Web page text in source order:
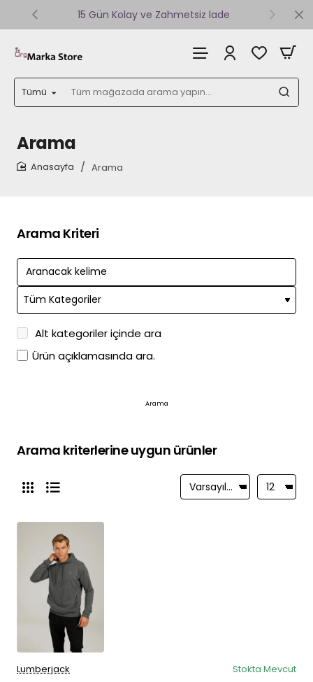
15 Gün Kolay ve Zahmetsiz İade
Tümü
Tüm
mağazada
yapın...
Arama
Arama
Arama Kriteri
Alt kategoriler içinde ara
Ürün açıklamasında ara.
Arama
Arama kriterlerine uygun ürünler
Lumberjack Stokta Mevcut